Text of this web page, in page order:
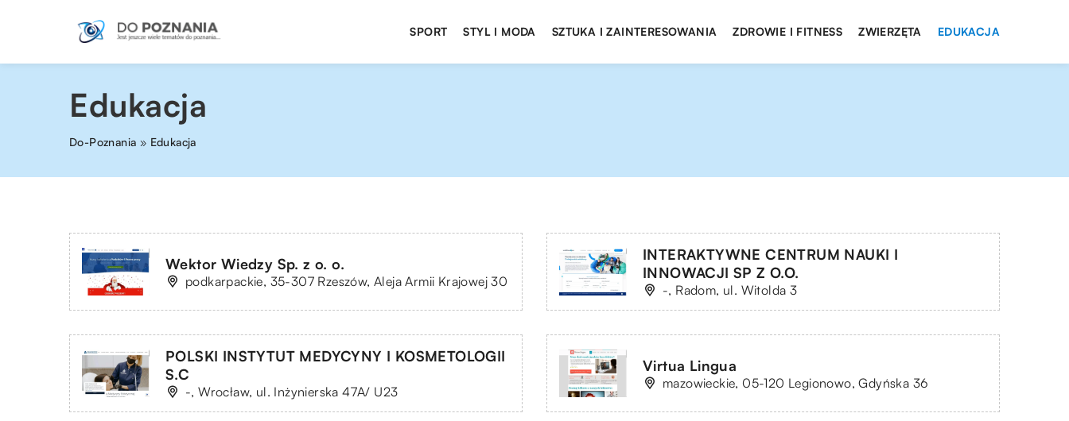
SPORT STYL I MODA SZTUKA I ZAINTERESOWANIA ZDROWIE I FITNESS ZWIERZĘTA EDUKACJA
Edukacja
Do-Poznania » Edukacja
Wektor Wiedzy Sp. z o. o.
podkarpackie, 35-307 Rzeszów, Aleja Armii Krajowej 30
INTERAKTYWNE CENTRUM NAUKI I
INNOWACJI SP Z O.O.
-, Radom, ul. Witolda 3
POLSKI INSTYTUT MEDYCYNY I KOSMETOLOGII
S.C
-, Wrocław, ul. Inżynierska 47A/ U23
Virtua Lingua
mazowieckie, 05-120 Legionowo, Gdyńska 36